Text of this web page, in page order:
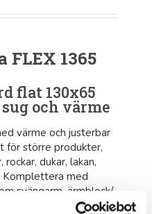
FLEX 1365
flat 130x65
och värme
värme och justerbar
för större produkter,
rockar, dukar, lakan,
Komplettera med
svängarm, ärmblock/
belysning,